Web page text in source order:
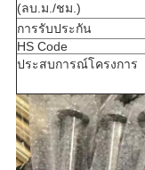
(ลบ.ม./ชม.)
การรับประกัน
HS Code
ประสบการณ์โครงการ